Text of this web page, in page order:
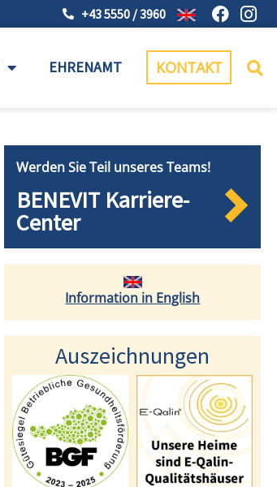
+43 5550 / 3960
EHRENAMT KONTAKT
Werden Sie Teil unseres Teams!
BENEVIT Karriere-
Center
Information in English
Auszeichnungen